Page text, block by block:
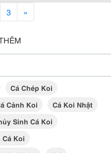
3 »
Cá Chép Koi
Cảnh Koi
Cá Koi Nhật
Sinh Cá Koi
Koi